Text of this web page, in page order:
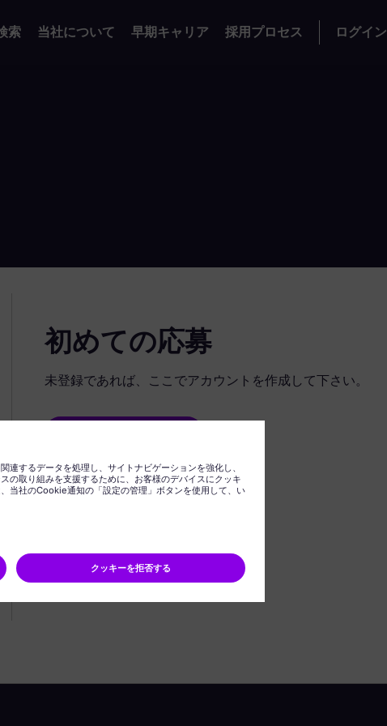
索 当社について 早期キャリア 採用プロセス ログイン
初めての応募
未登録であれば、ここでアカウントを作成して下さい。